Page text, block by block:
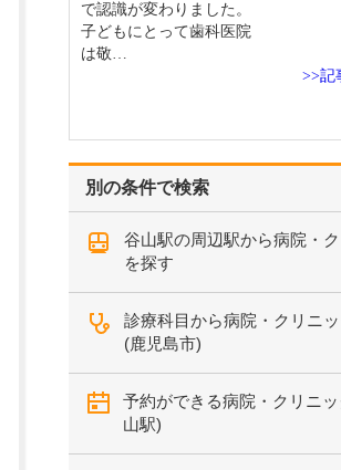
別の条件で検索
谷山駅の周辺駅から病院・
を探す
診療科目から病院・クリニ
(鹿児島市)
予約ができる病院・クリニ
山駅)
で認識が変わりました。
子どもにとって歯科医院
は敬…
>>記